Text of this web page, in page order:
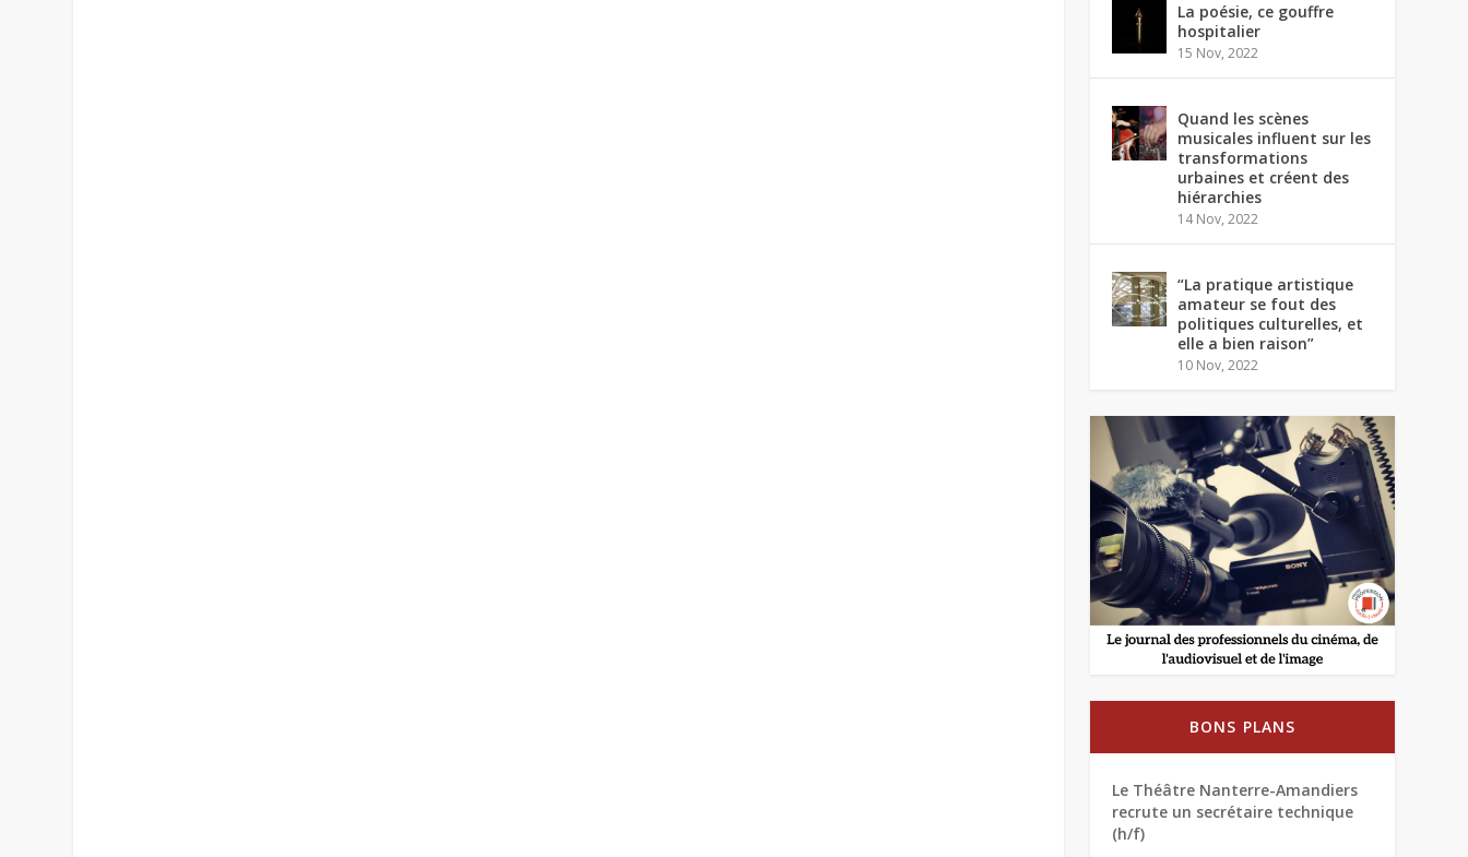
La poésie, ce gouffre
hospitalier
15 Nov, 2022
Quand les scènes
musicales influent sur les
transformations
urbaines et créent des
hiérarchies
14 Nov, 2022
“La pratique artistique
amateur se fout des
politiques culturelles, et
elle a bien raison”
10 Nov, 2022
BONS PLANS
Le Théâtre Nanterre-Amandiers
recrute un secrétaire technique
(h/f)